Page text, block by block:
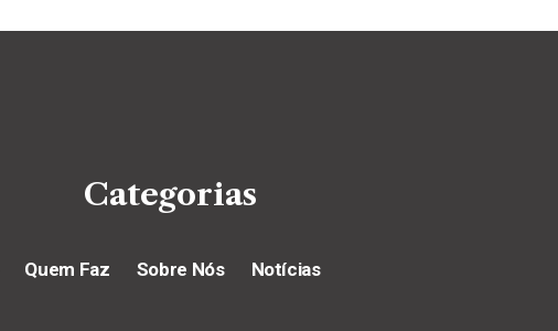
Categorias
Quem Faz Sobre Nós Notícias